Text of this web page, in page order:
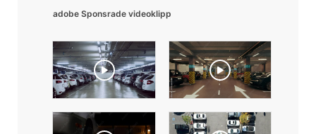
adobe Sponsrade videoklipp